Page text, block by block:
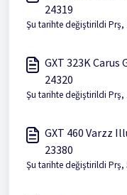
24319
Şu tarihte değiştirildi Prş,
GXT 323K
24320
Şu tarihte değiştirildi Prş,
GXT 460 Varzz
23380
Şu tarihte değiştirildi Prş,